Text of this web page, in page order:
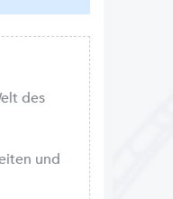
des
und